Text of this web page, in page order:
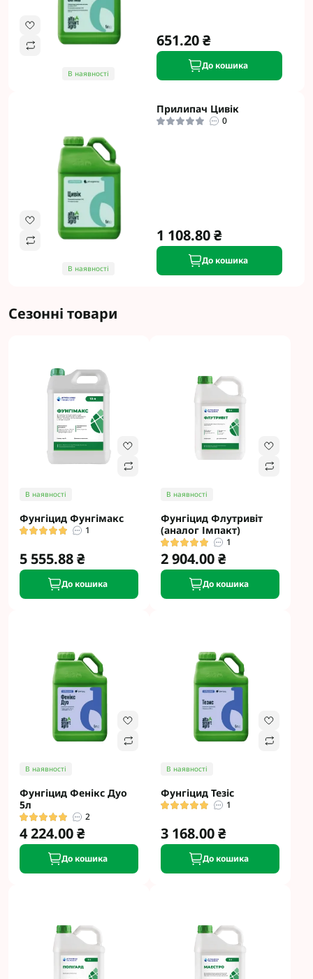
В наявності
651.20 ₴
До кошика
В наявності
Прилипач Цивік
0
1 108.80 ₴
До кошика
Сезонні товари
В наявності
Фунгіцид Фунгімакс
1
5 555.88 ₴
До кошика
В наявності
Фунгіцид Флутривіт
(аналог Імпакт)
1
2 904.00 ₴
До кошика
В наявності
Фунгіцид Фенікс Дуо
5л
2
4 224.00 ₴
До кошика
В наявності
Фунгіцид Тезіс
1
3 168.00 ₴
До кошика